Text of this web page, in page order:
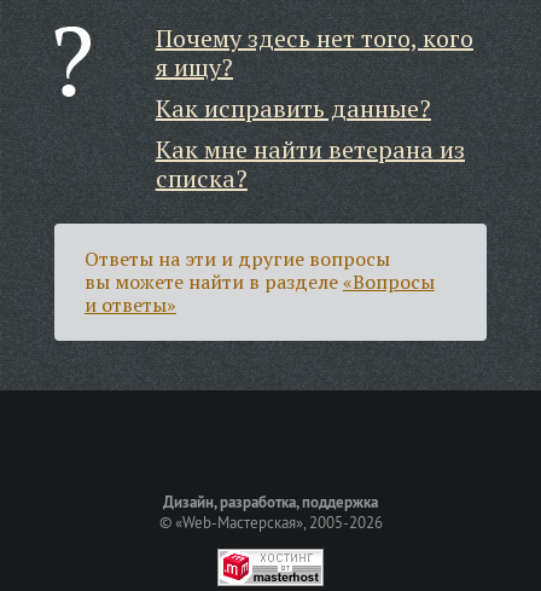
Почему здесь нет того, кого
я ищу?
Как исправить данные?
Как мне найти ветерана из
списка?
Ответы на эти и другие вопросы
вы можете найти в разделе«Вопросы
и ответы»
Дизайн, разработка, поддержка
©«Web-Мастерская», 2005-2026